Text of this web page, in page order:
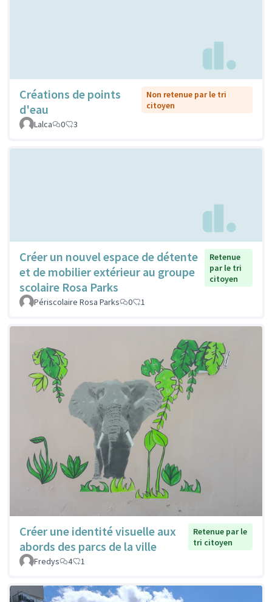
Créations de points
d'eau
Non retenue par le tri
citoyen
Lalca
0 3
Créer un nouvel espace de détente
et de mobilier extérieur au groupe
scolaire Rosa Parks
Retenue
par le tri
citoyen
Périscolaire Rosa Parks 0 1
Créer une identité visuelle aux
abords des parcs de la ville
Retenue par le
tri citoyen
Fredys
4 1